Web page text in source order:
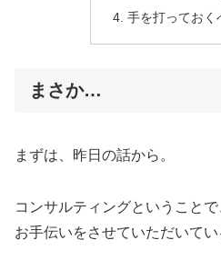
手を打っておく
まさか…
まずは、昨日の話から。
コンサルティングということ
お手伝いをさせていただいてい